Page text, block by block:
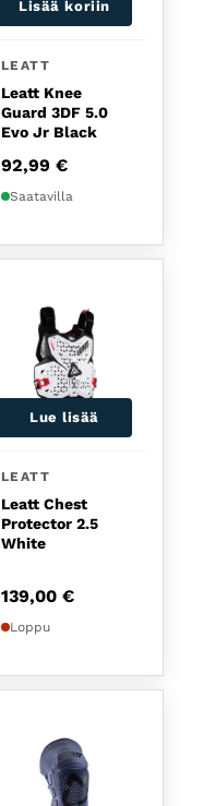
Lisää koriin
LEATT
Leatt Knee
Guard 3DF 5.0
Evo Jr Black
92,99 €
Saatavilla
Lue lisää
LEATT
Leatt Chest
Protector 2.5
White
139,00 €
Loppu